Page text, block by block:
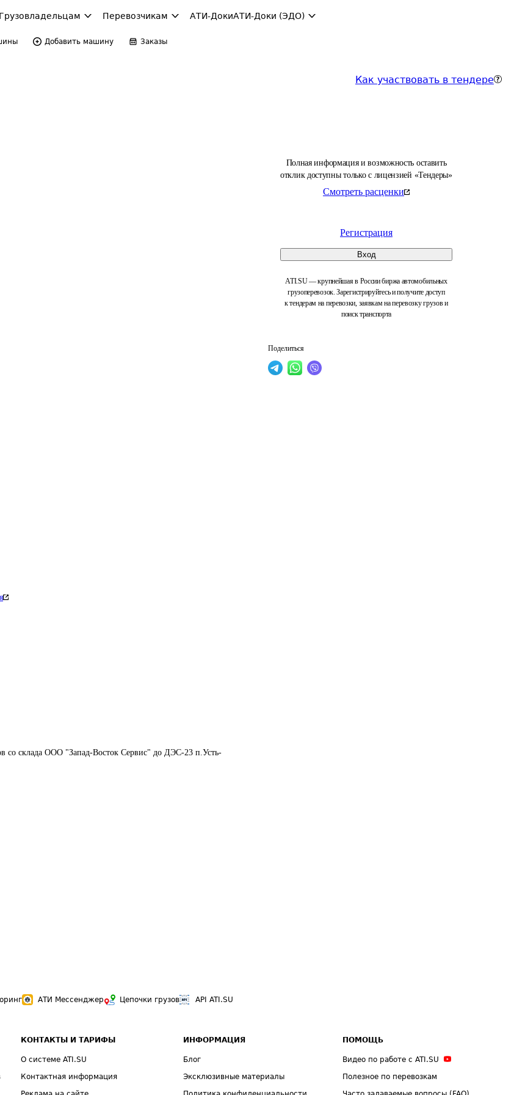
Грузовладельцам Перевозчикам АТИ-ДокиАТИ-Доки (ЭДО)
Добавить машину Заказы
Как участвовать в тендере
Полная информация и возможность оставить
отклик доступны только с лицензией «Тендеры»
Смотреть расценки
Регистрация
Вход
ATI.SU — крупнейшая в России биржа автомобильных
грузоперевозок. Зарегистрируйтесь и получите доступ
к тендерам на перевозки, заявкам на перевозку грузов и
поиск транспорта
Поделиться
со склада ООО "Запад-Восток Сервис" до ДЭС-23 п.Усть-
АТИ Мессенджер Цепочки грузов API ATI.SU
КОНТАКТЫ И ТАРИФЫ
О системе ATI.SU
Контактная информация
ИНФОРМАЦИЯ
Блог
Эксклюзивные материалы
ПОМОЩЬ
Видео по работе с ATI.SU
Полезное по перевозкам